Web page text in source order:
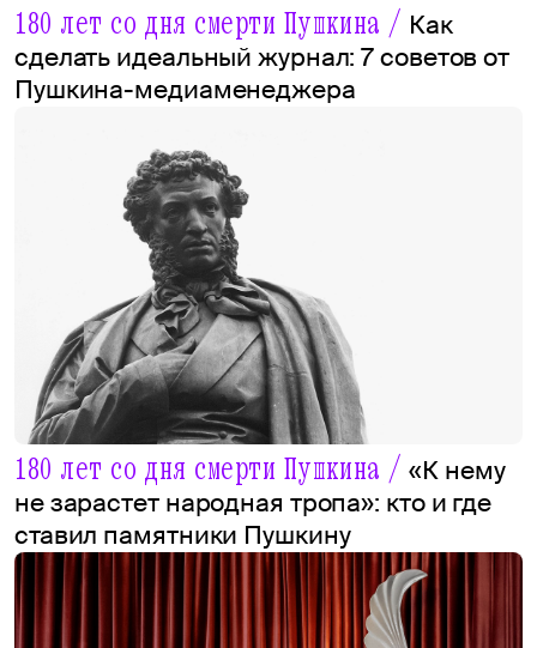
180 лет со дня смерти Пушкина / Как
сделать идеальный журнал: 7 советов от
Пушкина-медиаменеджера
180 лет со дня смерти Пушкина /«К нему
не зарастет народная тропа»: кто и где
ставил памятники Пушкину